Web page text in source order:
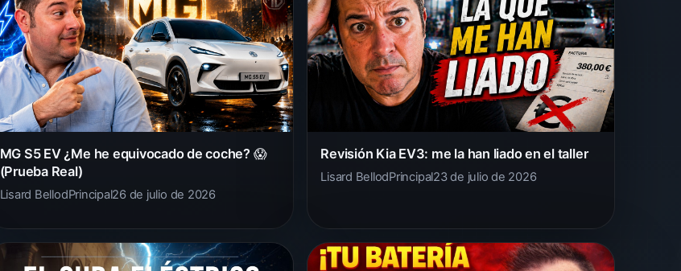
MG S5 EV ¿Me he equivocado de coche? 😱
(Prueba Real)
Lisard BellodPrincipal26 de julio de 2026
Revisión Kia EV3: me la han liado en el taller
Lisard BellodPrincipal23 de julio de 2026